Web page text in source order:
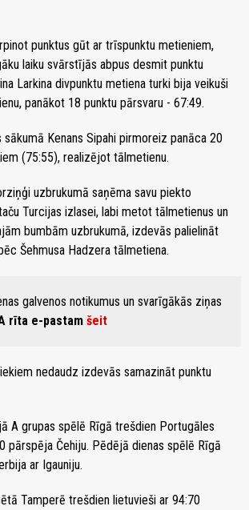
punktus gūt ar trīspunktu metieniem,
laiku svārstījās abpus desmit punktu
Larkina divpunktu metiena turki bija veikuši
panākot 18 punktu pārsvaru - 67:49.
Kenans Sipahi pirmoreiz panāca 20
(75:55), realizējot tālmetienu.
uzbrukumā saņēma savu piekto
Turcijas izlasei, labi metot tālmetienus un
bumbām uzbrukumā, izdevās palielināt
Šehmusa Hadzera tālmetiena.
galvenos notikumus un svarīgākās ziņas
rīta e-pastam šeit
nedaudz izdevās samazināt punktu
A grupas spēlē Rīgā trešdien Portugāles
pārspēja Čehiju. Pēdējā dienas spēlē Rīgā
ar Igauniju.
Tamperē trešdien lietuvieši ar 94:70